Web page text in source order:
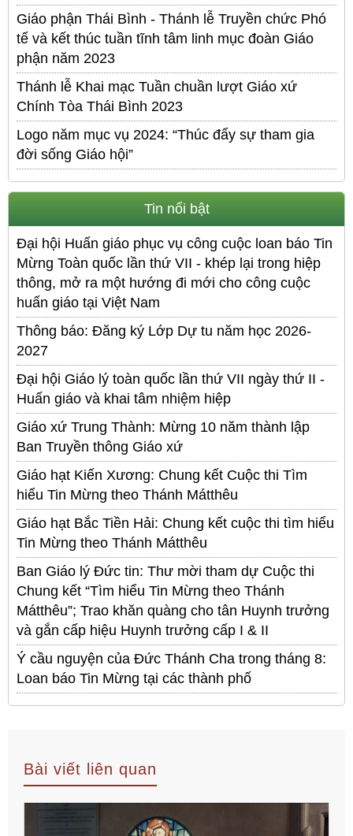
Giáo phận Thái Bình - Thánh lễ Truyền chức Phó
tế và kết thúc tuần tĩnh tâm linh mục đoàn Giáo
phận năm 2023
Thánh lễ Khai mạc Tuần chuần lượt Giáo xứ
Chính Tòa Thái Bình 2023
Logo năm mục vụ 2024: “Thúc đẩy sự tham gia
đời sống Giáo hội”
Tin nổi bật
Đại hội Huấn giáo phục vụ công cuộc loan báo Tin
Mừng Toàn quốc lần thứ VII - khép lại trong hiệp
thông, mở ra một hướng đi mới cho công cuộc
huấn giáo tại Việt Nam
Thông báo: Đăng ký Lớp Dự tu năm học 2026-
2027
Đại hội Giáo lý toàn quốc lần thứ VII ngày thứ II -
Huấn giáo và khai tâm nhiệm hiệp
Giáo xứ Trung Thành: Mừng 10 năm thành lập
Ban Truyền thông Giáo xứ
Giáo hạt Kiến Xương: Chung kết Cuộc thi Tìm
hiểu Tin Mừng theo Thánh Mátthêu
Giáo hạt Bắc Tiền Hải: Chung kết cuộc thi tìm hiểu
Tin Mừng theo Thánh Mátthêu
Ban Giáo lý Đức tin: Thư mời tham dự Cuộc thi
Chung kết “Tìm hiểu Tin Mừng theo Thánh
Mátthêu”; Trao khăn quàng cho tân Huynh trưởng
và gắn cấp hiệu Huynh trưởng cấp I & II
Ý cầu nguyện của Đức Thánh Cha trong tháng 8:
Loan báo Tin Mừng tại các thành phố
Bài viết liên quan